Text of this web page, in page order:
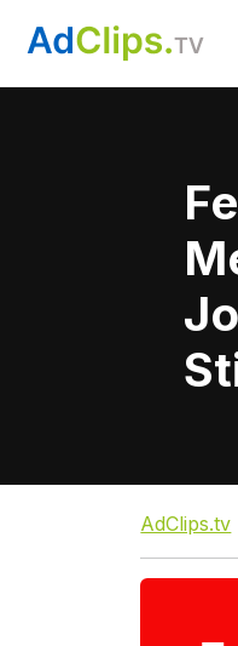
AdClips.tv